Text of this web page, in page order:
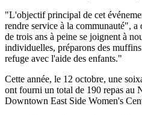
"L'objectif principal de cet
rendre service à la communauté",
de trois ans à peine se joignent à
individuelles, préparons des
refuge avec l'aide des enfants."
Cette année, le 12 octobre, une
ont fourni un total de 190 repas au
Downtown East Side Women's